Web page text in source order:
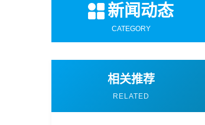
新闻动态
CATEGORY
相关推荐
RELATED